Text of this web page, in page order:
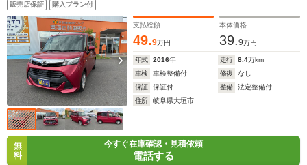
販売店保証 購入プラン付
支払総額
49.9万円
本体価格
39.9万円
年式 2016年 走行 8.4万km
車検
車検整備付 修復
なし
保証
保証付 整備
法定整備付
住所
岐阜県大垣市
無
料
今すぐ在庫確認・見積依頼
電話する